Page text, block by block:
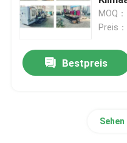
Maschine für die
MOQ
Preis
Bestpreis
Sehen